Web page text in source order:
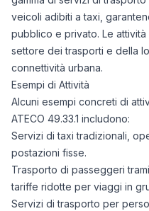
veicoli adibiti a taxi,
pubblico e privato. Le
settore dei trasporti e della
connettività urbana.
Esempi di Attività
Alcuni esempi concreti di
ATECO 49.33.1 includono:
Servizi di taxi tradizionali,
postazioni fisse.
Trasporto di passeggeri
tariffe ridotte per viaggi in
Servizi di trasporto per